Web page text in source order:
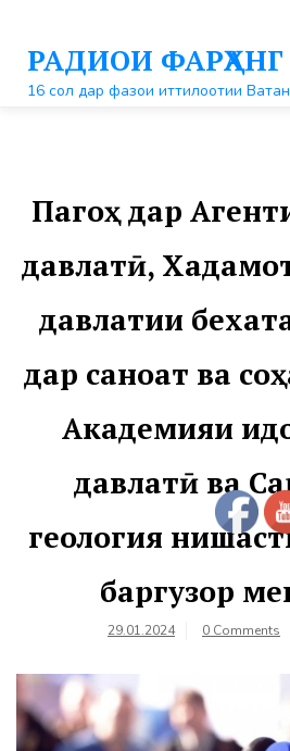
контентуРАДИОИ ФАРҲАНГ
16 сол дар фазои иттилоотии Ватан
Пагоҳ дар
давлатӣ,
давлатии
дар саноат ва
Академияи
давлатӣ ва
геология
баргузор
29.01.2024 0 Comments